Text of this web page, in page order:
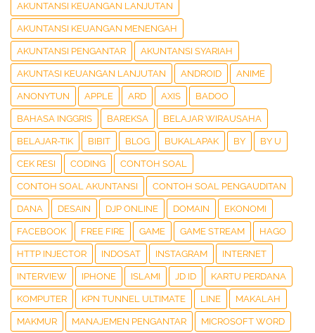
AKUNTANSI KEUANGAN LANJUTAN
AKUNTANSI KEUANGAN MENENGAH
AKUNTANSI PENGANTAR AKUNTANSI SYARIAH
AKUNTASI KEUANGAN LANJUTAN ANDROID ANIME
ANONYTUN APPLE ARD AXIS BADOO
BAHASA INGGRIS BAREKSA BELAJAR WIRAUSAHA
BELAJAR-TIK BIBIT BLOG BUKALAPAK BY BY U
CEK RESI CODING CONTOH SOAL
CONTOH SOAL AKUNTANSI CONTOH SOAL PENGAUDITAN
DANA DESAIN DJP ONLINE DOMAIN EKONOMI
FACEBOOK FREE FIRE GAME GAME STREAM HAGO
HTTP INJECTOR INDOSAT INSTAGRAM INTERNET
INTERVIEW IPHONE ISLAMI JD ID KARTU PERDANA
KOMPUTER KPN TUNNEL ULTIMATE LINE MAKALAH
MAKMUR MANAJEMEN PENGANTAR MICROSOFT WORD